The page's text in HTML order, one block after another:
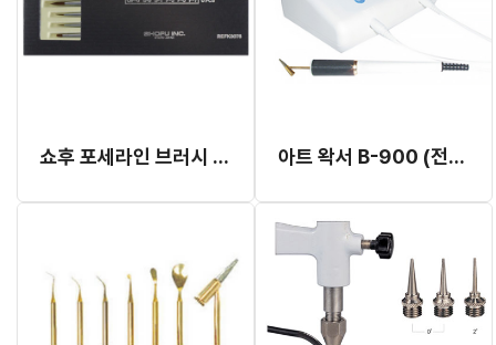
쇼후 포세라인 브러시 아트 세트 (#K0076) 아트 왁서 B-900 (전기조각도)